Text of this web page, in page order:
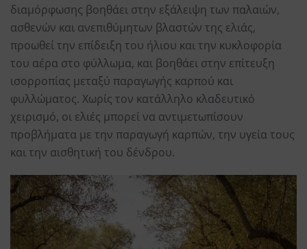
διαμόρφωσης βοηθάει στην εξάλειψη των παλαιών,
ασθενών και ανεπιθύμητων βλαστών της ελιάς,
προωθεί την επίδειξη του ήλιου και την κυκλοφορία
του αέρα στο φύλλωμα, και βοηθάει στην επίτευξη
ισορροπίας μεταξύ παραγωγής καρπού και
φυλλώματος. Χωρίς τον κατάλληλο κλαδευτικό
χειρισμό, οι ελιές μπορεί να αντιμετωπίσουν
προβλήματα με την παραγωγή καρπών, την υγεία τους
και την αισθητική του δένδρου.